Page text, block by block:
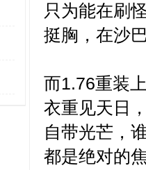
只为能在刷
挺胸，在沙
而1.76重装
衣重见天日
自带光芒，
都是绝对的